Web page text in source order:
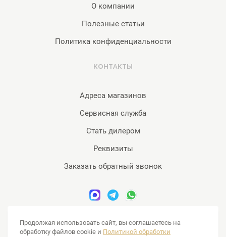
О компании
Полезные статьи
Политика конфиденциальности
КОНТАКТЫ
Адреса магазинов
Сервисная служба
Стать дилером
Реквизиты
Заказать обратный звонок
www.sensa-massage.ru © 2007-2026 продажа массажного
оборудования, массажные кресла, массажеры. 16+
Продолжая использовать сайт, вы соглашаетесь на
обработку файлов cookie и Политикой обработки